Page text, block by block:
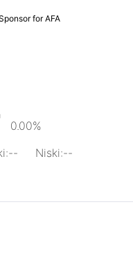
for AFA
0.00%
:-- Niski:--